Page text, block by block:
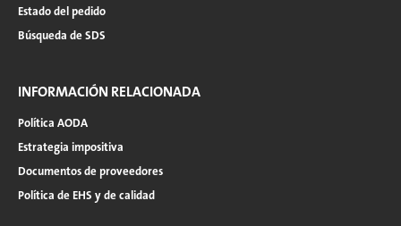
Estado del pedido
Búsqueda de SDS
INFORMACIÓN RELACIONADA
Política AODA
Estrategia impositiva
Documentos de proveedores
Política de EHS y de calidad